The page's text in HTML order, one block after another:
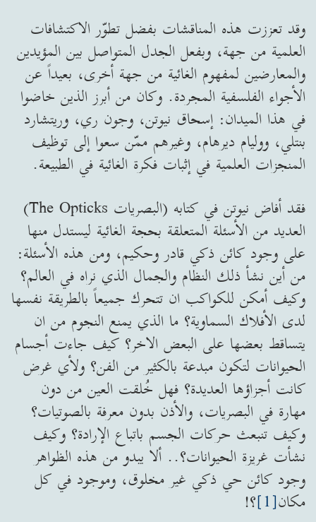
وقد تعززت هذه المناقشات بفضل تطوّر الاكتشافات
العلمية من جهة، وبفعل الجدل المتواصل بين المؤيدين
والمعارضين لمفهوم الغائية من جهة أخرى، بعيداً عن
الأجواء الفلسفية المجردة. وكان من أبرز الذين خاضوا
في هذا الميدان: إسحاق نيوتن، وجون ري، وريتشارد
بنتلي، ووليام ديرهام، وغيرهم ممّن سعوا إلى توظيف
المنجزات العلمية في إثبات فكرة الغائية في الطبيعة.
فقد أفاض نيوتن في كتابه (البصريات The Opticks)
العديد من الأسئلة المتعلقة بحجة الغائية ليستدل منها
على وجود كائن ذكي قادر وحكيم، ومن هذه الأسئلة:
من أين نشأ ذلك النظام والجمال الذي نراه في العالم؟
وكيف أمكن للكواكب ان تتحرك جميعاً بالطريقة نفسها
لدى الأفلاك السماوية؟ ما الذي يمنع النجوم من ان
يتساقط بعضها على البعض الاخر؟ كيف جاءت أجسام
الحيوانات لتكون مبدعة بالكثير من الفن؟ ولأي غرض
كانت أجزاؤها العديدة؟ فهل خُلقت العين من دون
مهارة في البصريات، والأذن بدون معرفة بالصوتيات؟
وكيف تنبعث حركات الجسم باتباع الإرادة؟ وكيف
نشأت غريزة الحيوانات؟.. ألا يبدو من هذه الظواهر
وجود كائن حي ذكي غير مخلوق، وموجود في كل
مكان[1]
؟!